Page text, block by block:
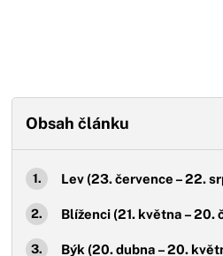
Obsah článku
Lev (23. července – 22.
Blíženci (21. května – 20.
Býk (20. dubna – 20.